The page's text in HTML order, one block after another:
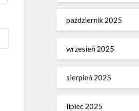
październik 2025
wrzesień 2025
sierpień 2025
lipiec 2025